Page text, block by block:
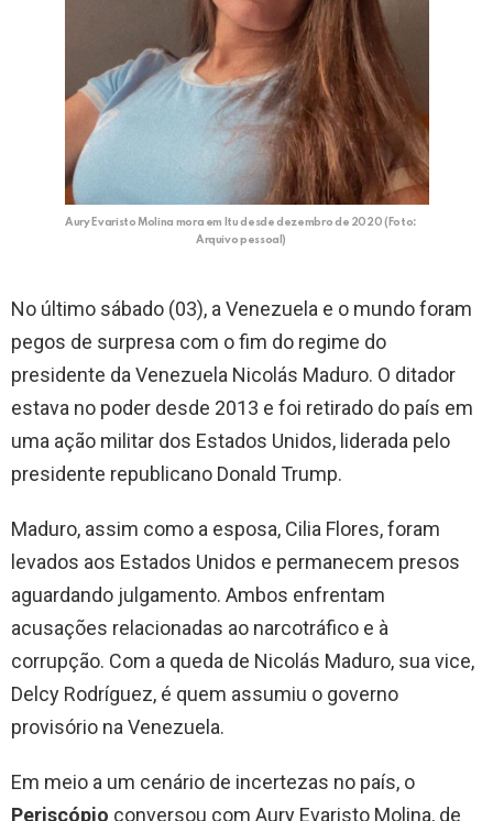
Aury Evaristo Molina mora em Itu desde dezembro de 2020 (Foto:
Arquivo pessoal)
No último sábado (03), a Venezuela e o mundo foram
pegos de surpresa com o fim do regime do
presidente da Venezuela Nicolás Maduro. O ditador
estava no poder desde 2013 e foi retirado do país em
uma ação militar dos Estados Unidos, liderada pelo
presidente republicano Donald Trump.
Maduro, assim como a esposa, Cilia Flores, foram
levados aos Estados Unidos e permanecem presos
aguardando julgamento. Ambos enfrentam
acusações relacionadas ao narcotráfico e à
corrupção. Com a queda de Nicolás Maduro, sua vice,
Delcy Rodríguez, é quem assumiu o governo
provisório na Venezuela.
Em meio a um cenário de incertezas no país, o
Periscópio conversou com Aury Evaristo Molina, de